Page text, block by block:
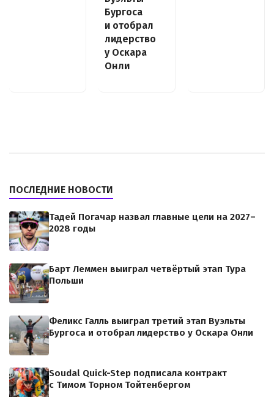
Бургоса
и отобрал
лидерство
у Оскара
Онли
ПОСЛЕДНИЕ НОВОСТИ
Тадей Погачар назвал главные цели на 2027–
2028 годы
Барт Леммен выиграл четвёртый этап Тура
Польши
Феликс Галль выиграл третий этап Вуэльты
Бургоса и отобрал лидерство у Оскара Онли
Soudal Quick-Step подписала контракт
с Тимом Торном Тойтенбергом